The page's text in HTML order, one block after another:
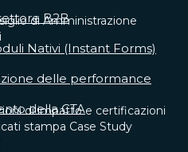
di Amministrazione
di impatto e certificazioni
stampa Case Study
B2B
Nativi (Instant Forms)
delle performance
della CTA